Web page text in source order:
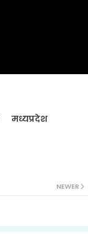
मध्यप्रदेश
NEWER